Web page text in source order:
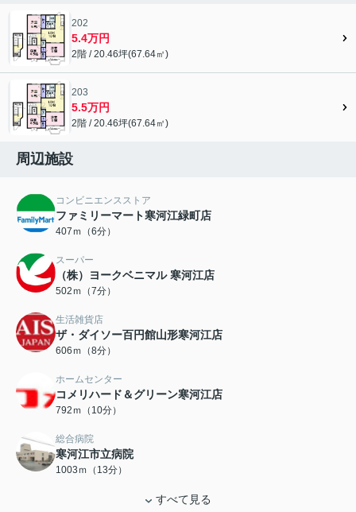
202
5.4万円
2階 / 20.46坪(67.64㎡)
203
5.5万円
2階 / 20.46坪(67.64㎡)
周辺施設
コンビニエンスストア
ファミリーマート寒河江緑町店
407ｍ（6分）
スーパー
（株）ヨークベニマル 寒河江店
502ｍ（7分）
生活雑貨店
ザ・ダイソー百円館山形寒河江店
606ｍ（8分）
ホームセンター
コメリハード＆グリーン寒河江店
792ｍ（10分）
総合病院
寒河江市立病院
1003ｍ（13分）
すべて見る